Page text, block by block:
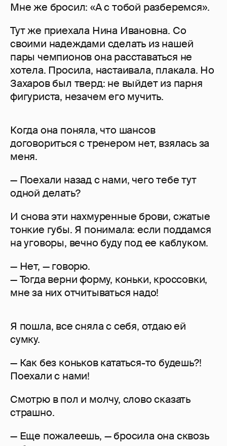
Мне же бросил: «А с тобой разберемся».
Тут же приехала Нина Ивановна. Со
своими надеждами сделать из нашей
пары чемпионов она расставаться не
хотела. Просила, настаивала, плакала. Но
Захаров был тверд: не выйдет из парня
фигуриста, незачем его мучить.
Когда она поняла, что шансов
договориться с тренером нет, взялась за
меня.
— Поехали назад с нами, чего тебе тут
одной делать?
И снова эти нахмуренные брови, сжатые
тонкие губы. Я понимала: если поддамся
на уговоры, вечно буду под ее каблуком.
— Нет, — говорю.
— Тогда верни форму, коньки, кроссовки,
мне за них отчитываться надо!
Я пошла, все сняла с себя, отдаю ей
сумку.
— Как без коньков кататься-то будешь?!
Поехали с нами!
Смотрю в пол и молчу, слово сказать
страшно.
— Еще пожалеешь, — бросила она сквозь